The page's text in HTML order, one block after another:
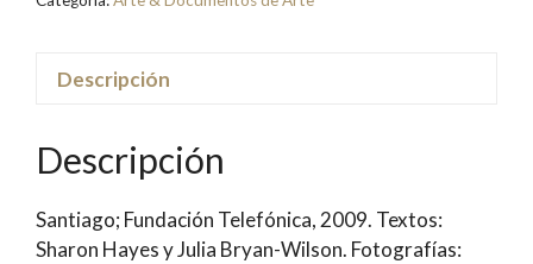
Cristóbal
Descripción
Descripción
Santiago; Fundación Telefónica, 2009. Textos:
Sharon Hayes y Julia Bryan-Wilson. Fotografías: